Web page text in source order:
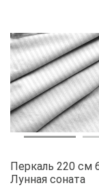
Перкаль 220 см
Лунная соната